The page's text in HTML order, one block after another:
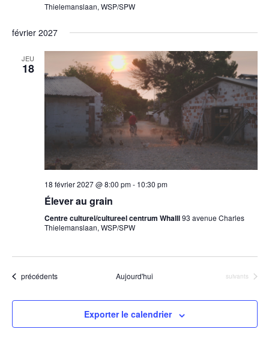
Thielemanslaan, WSP/SPW
février 2027
JEU
18
18 février 2027 @ 8:00 pm- 10:30 pm
Élever au grain
Centre culturel/cultureel centrum Whalll93 avenue Charles
Thielemanslaan, WSP/SPW
Évènements
précédents Aujourd'hui Évènements
suivants
Exporter le calendrier